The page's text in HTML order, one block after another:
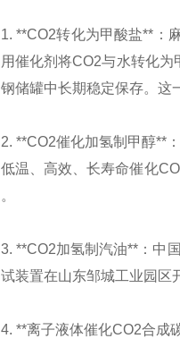
1. **CO2转化为甲酸盐**：
用催化剂将CO2与水转化
钢储罐中长期稳定保存。这
2. **CO2催化加氢制甲醇**
低温、高效、长寿命催化
。
3. **CO2加氢制汽油**：中
试装置在山东邹城工业园区
4. **离子液体催化CO2合成